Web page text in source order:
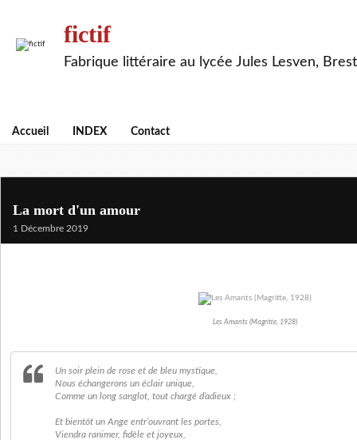
fictif
Fabrique littéraire au lycée Jules Lesven, Brest
Accueil INDEX Contact
La mort d'un amour
1 Décembre 2019
Les Amants (Magritte, 1928)
Un soir plein de rose et de bleu mystique,
Nous échangerons un éclair unique,
Comme un long sanglot, tout chargé d’adieux ;
Et bientôt un Ange entr’ouvrant les portes,
Viendra ranimer, fidèle et joyeux,